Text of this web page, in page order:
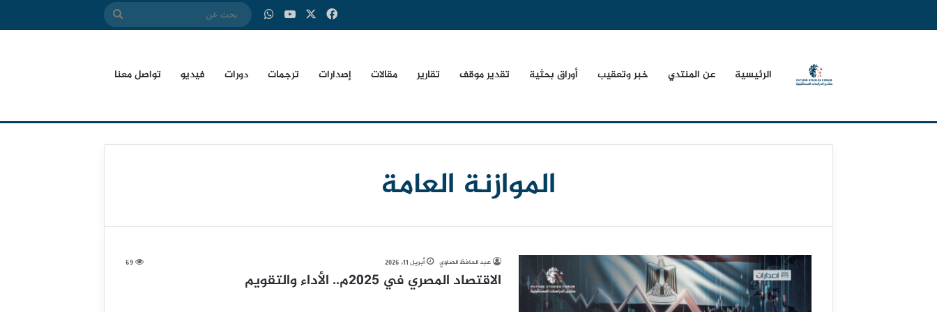
فيسبوك ‫YouTubeواتساب بحث
الرئيسية عن المنتدي خبر وتعقيب أوراق بحثية تقدير موقف تقارير مقالات إصدارات ترجمات دورات فيديو تواصل معنا
الموازنة العامة
عبد الحافظ الصاوي أبريل 11, 2026 69
الاقتصاد المصري في 2025م.. الأداء والتقويم